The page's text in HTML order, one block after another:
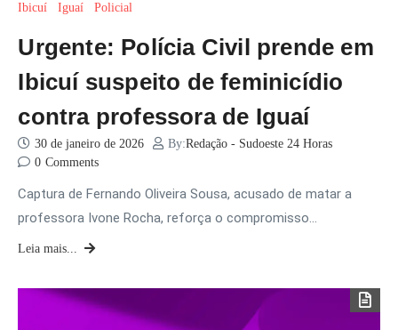
Ibicuí Iguaí Policial
Urgente: Polícia Civil prende em
Ibicuí suspeito de feminicídio
contra professora de Iguaí
30 de janeiro de 2026 By:Redação - Sudoeste 24 Horas
0 Comments
Captura de Fernando Oliveira Sousa, acusado de matar a
professora Ivone Rocha, reforça o compromisso…
Leia mais...